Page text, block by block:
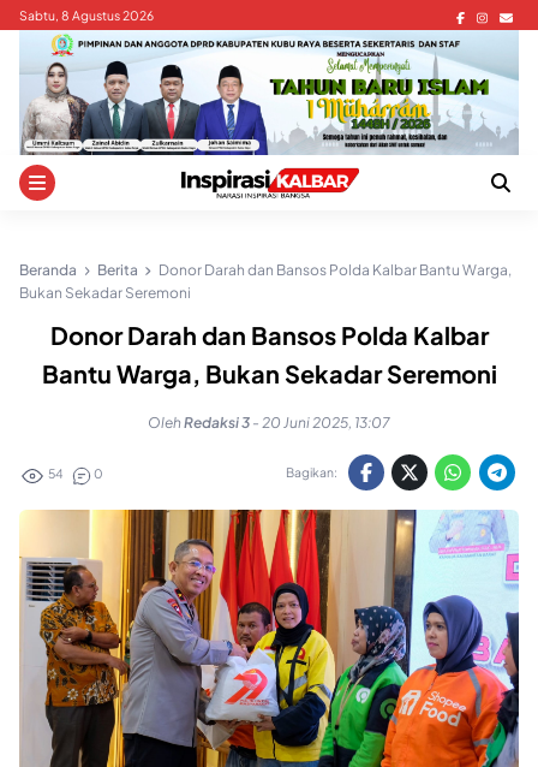
Skip
content
Sabtu, 8 Agustus 2026
Beranda Berita
Donor Darah dan Bansos Polda Kalbar Bantu Warga,
Bukan Sekadar Seremoni
Donor Darah dan Bansos Polda Kalbar
Bantu Warga, Bukan Sekadar Seremoni
OlehRedaksi 3 - 20 Juni 2025, 13:07
54 0 Bagikan: